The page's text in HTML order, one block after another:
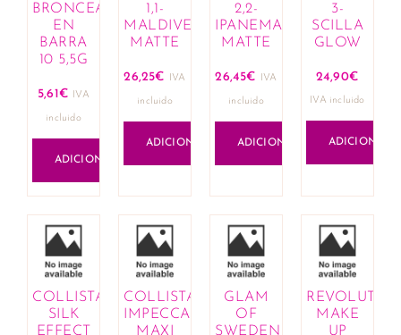
BRONCEADOR
EN
BARRA
10 5,5G
5,61 € IVA
incluido
ADICIONAR
1,1-
MALDIVE
MATTE
26,25€ IVA
incluido
ADICIONAR
2,2-
IPANEMA
MATTE
26,45€ IVA
incluido
ADICIONAR
3-
SCILLA
GLOW
24,90€
IVA incluido
ADICIONAR
COLLISTAR
SILK
EFFECT
COLLISTAR
IMPECCABLE
MAXI
GLAM
OF
SWEDEN
MAKE
UP